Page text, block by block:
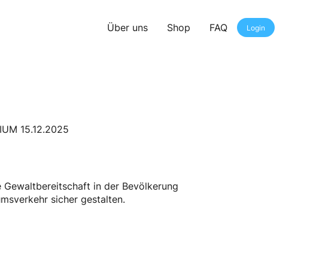
Über uns Shop FAQ Login
15.12.2025
Gewaltbereitschaft in der Bevölkerung
sicher gestalten.